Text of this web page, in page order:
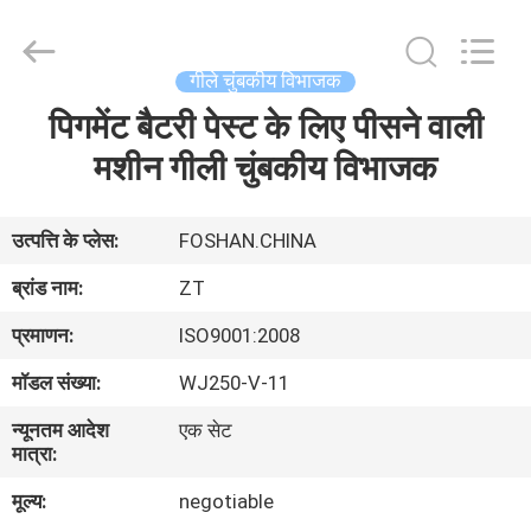
हमारे
बारे
कारखाना
Reserved.
गीले चुंबकीय विभाजक
पिगमेंट बैटरी पेस्ट के लिए पीसने वाली
मशीन गीली चुंबकीय विभाजक
उत्पत्ति के प्लेस:
FOSHAN.CHINA
ब्रांड नाम:
ZT
प्रमाणन:
ISO9001:2008
मॉडल संख्या:
WJ250-V-11
न्यूनतम आदेश
मात्रा:
एक सेट
मूल्य:
negotiable